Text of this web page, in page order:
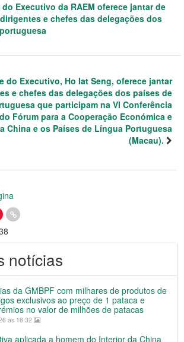
do Executivo da RAEM oferece jantar de
e chefes das delegações dos
do Executivo, Ho Iat Seng, oferece jantar
e chefes das delegações dos países de
que participam na VI Conferência
Fórum para a Cooperação Económica e
China e os Países de Língua Portuguesa
(Macau).
notícias
da GMBPF com milhares de produtos de
exclusivos ao preço de 1 pataca e
no valor de milhões de patacas
às 18:32
aplicada a homem do Interior da China